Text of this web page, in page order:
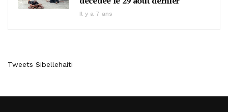
Il y a 7 ans
Tweets Sibellehaiti